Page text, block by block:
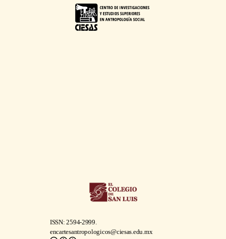
Salvo mención expresa, todo el contenido de
este sitio está bajo unaLicencia Creative
Internacional .
disposiciones legales completas